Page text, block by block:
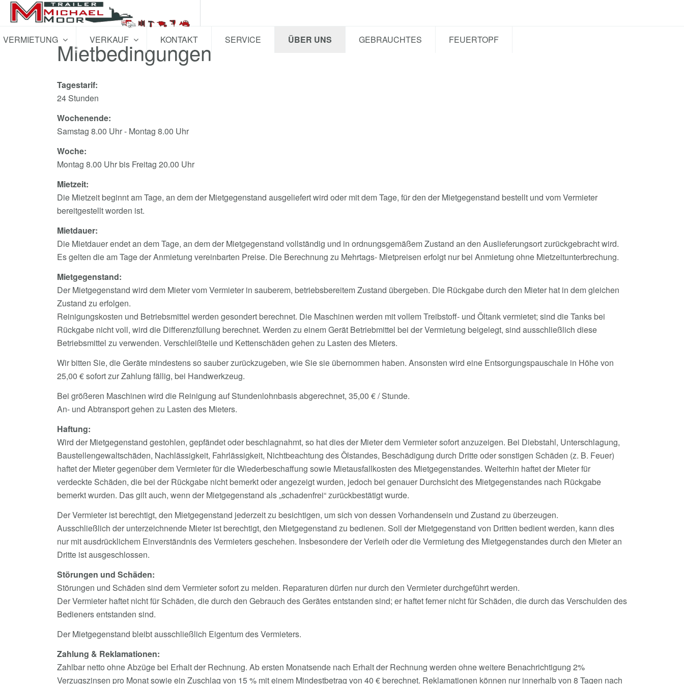
VERMIETUNG VERKAUF KONTAKT SERVICE ÜBER UNS GEBRAUCHTES FEUERTOPF
Mietbedingungen
Tagestarif:
24 Stunden
Wochenende:
Samstag 8.00 Uhr - Montag 8.00 Uhr
Woche:
Montag 8.00 Uhr bis Freitag 20.00 Uhr
Mietzeit:
Die Mietzeit beginnt am Tage, an dem der Mietgegenstand ausgeliefert wird oder mit dem Tage, für den der Mietgegenstand bestellt und vom Vermieter
bereitgestellt worden ist.
Mietdauer:
Die Mietdauer endet an dem Tage, an dem der Mietgegenstand vollständig und in ordnungsgemäßem Zustand an den Auslieferungsort zurückgebracht wird.
Es gelten die am Tage der Anmietung vereinbarten Preise. Die Berechnung zu Mehrtags- Mietpreisen erfolgt nur bei Anmietung ohne Mietzeitunterbrechung.
Mietgegenstand:
Der Mietgegenstand wird dem Mieter vom Vermieter in sauberem, betriebsbereitem Zustand übergeben. Die Rückgabe durch den Mieter hat in dem gleichen
Zustand zu erfolgen.
Reinigungskosten und Betriebsmittel werden gesondert berechnet. Die Maschinen werden mit vollem Treibstoff- und Öltank vermietet; sind die Tanks bei
Rückgabe nicht voll, wird die Differenzfüllung berechnet. Werden zu einem Gerät Betriebmittel bei der Vermietung beigelegt, sind ausschließlich diese
Betriebsmittel zu verwenden. Verschleißteile und Kettenschäden gehen zu Lasten des Mieters.
Wir bitten Sie, die Geräte mindestens so sauber zurückzugeben, wie Sie sie übernommen haben. Ansonsten wird eine Entsorgungspauschale in Höhe von
25,00 € sofort zur Zahlung fällig, bei Handwerkzeug.
Bei größeren Maschinen wird die Reinigung auf Stundenlohnbasis abgerechnet, 35,00 € / Stunde.
An- und Abtransport gehen zu Lasten des Mieters.
Haftung:
Wird der Mietgegenstand gestohlen, gepfändet oder beschlagnahmt, so hat dies der Mieter dem Vermieter sofort anzuzeigen. Bei Diebstahl, Unterschlagung,
Baustellengewaltschäden, Nachlässigkeit, Fahrlässigkeit, Nichtbeachtung des Ölstandes, Beschädigung durch Dritte oder sonstigen Schäden (z. B. Feuer)
haftet der Mieter gegenüber dem Vermieter für die Wiederbeschaffung sowie Mietausfallkosten des Mietgegenstandes. Weiterhin haftet der Mieter für
verdeckte Schäden, die bei der Rückgabe nicht bemerkt oder angezeigt wurden, jedoch bei genauer Durchsicht des Mietgegenstandes nach Rückgabe
bemerkt wurden. Das gilt auch, wenn der Mietgegenstand als „schadenfrei“ zurückbestätigt wurde.
Der Vermieter ist berechtigt, den Mietgegenstand jederzeit zu besichtigen, um sich von dessen Vorhandensein und Zustand zu überzeugen.
Ausschließlich der unterzeichnende Mieter ist berechtigt, den Mietgegenstand zu bedienen. Soll der Mietgegenstand von Dritten bedient werden, kann dies
nur mit ausdrücklichem Einverständnis des Vermieters geschehen. Insbesondere der Verleih oder die Vermietung des Mietgegenstandes durch den Mieter an
Dritte ist ausgeschlossen.
Störungen und Schäden:
Störungen und Schäden sind dem Vermieter sofort zu melden. Reparaturen dürfen nur durch den Vermieter durchgeführt werden.
Der Vermieter haftet nicht für Schäden, die durch den Gebrauch des Gerätes entstanden sind; er haftet ferner nicht für Schäden, die durch das Verschulden des
Bedieners entstanden sind.
Der Mietgegenstand bleibt ausschließlich Eigentum des Vermieters.
Zahlung & Reklamationen:
Zahlbar netto ohne Abzüge bei Erhalt der Rechnung. Ab ersten Monatsende nach Erhalt der Rechnung werden ohne weitere Benachrichtigung 2%
Verzugszinsen pro Monat sowie ein Zuschlag von 15 % mit einem Mindestbetrag von 40 € berechnet. Reklamationen können nur innerhalb von 8 Tagen nach